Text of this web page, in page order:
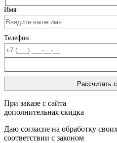
Имя
Телефон
При заказе с сайта
дополнительная скидка
Даю согласие на обработку
соответствии с законом